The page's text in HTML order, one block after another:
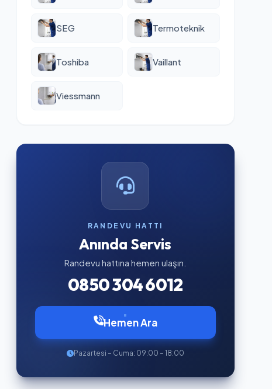
SEG Termoteknik
Toshiba Vaillant
Viessmann
RANDEVU HATTI
Anında Servis
Randevu hattına hemen ulaşın.
0850 304 6012
Hemen Ara
Pazartesi – Cuma: 09:00 – 18:00